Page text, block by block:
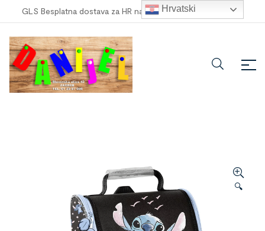
GLS Besplatna dostava za HR narudžbe veće od 100,00 €
🔍
Hrvatski